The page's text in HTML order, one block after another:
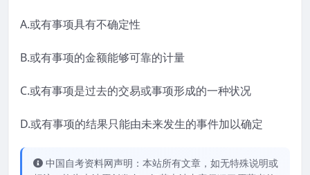
A.或有事项具有不确定性
B.或有事项的金额能够可靠的计量
C.或有事项是过去的交易或事项形成的一种状况
D.或有事项的结果只能由未来发生的事件加以确定
中国自考资料网声明：本站所有文章，如无特殊说明或